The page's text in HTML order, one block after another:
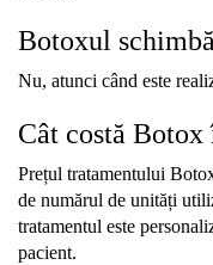
Botoxul
Nu, atunci când este
Cât costă Botox
Prețul tratamentului
de numărul de unități
tratamentul este
pacient.